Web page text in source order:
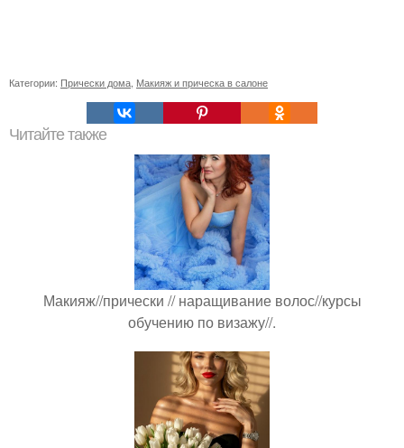
Категории: Прически дома, Макияж и прическа в салоне
Читайте также
Макияж//прически // наращивание волос//курсы
обучению по визажу//.